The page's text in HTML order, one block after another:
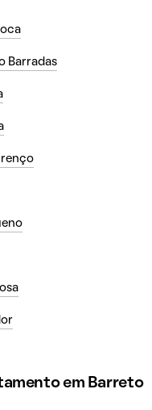
Barradas
em Barreto